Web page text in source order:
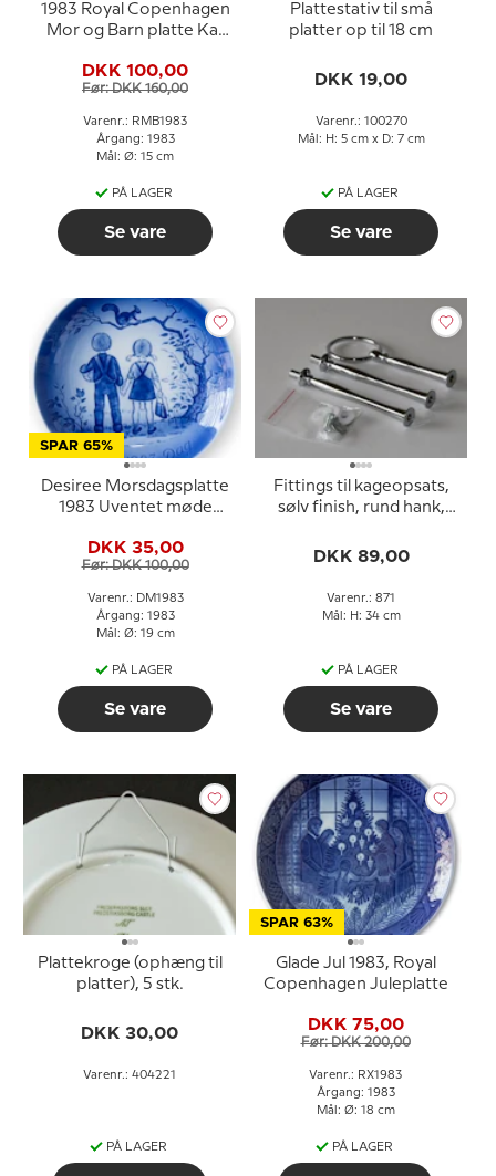
1983 Royal Copenhagen
Mor og Barn platte Kat
DKK 100,00
Før: DKK 160,00
Varenr.: RMB1983
Årgang: 1983
Mål: Ø: 15 cm
PÅ LAGER
Se vare
Plattestativ til små
platter op til 18 cm
DKK 19,00
Varenr.: 100270
Mål: H: 5 cm x D: 7 cm
PÅ LAGER
Se vare
SPAR 65%
Desiree Morsdagsplatte
1983 Uventet møde
DKK 35,00
Før: DKK 100,00
Varenr.: DM1983
Årgang: 1983
Mål: Ø: 19 cm
PÅ LAGER
Se vare
Fittings til kageopsats,
sølv finish, rund hank,
DKK 89,00
Varenr.: 871
Mål: H: 34 cm
PÅ LAGER
Se vare
Plattekroge (ophæng til
platter), 5 stk.
DKK 30,00
Varenr.: 404221
PÅ LAGER
SPAR 63%
Glade Jul 1983, Royal
Copenhagen Juleplatte
DKK 75,00
Før: DKK 200,00
Varenr.: RX1983
Årgang: 1983
Mål: Ø: 18 cm
PÅ LAGER